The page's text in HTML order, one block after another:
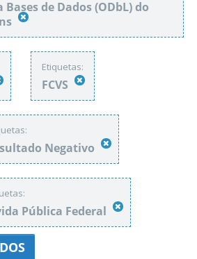
de Dados (ODbL) do
Etiquetas:
FCVS
Negativo
Pública Federal